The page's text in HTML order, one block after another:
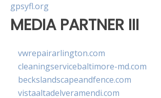
gpsyfl.org
MEDIA PARTNER III
vwrepairarlington.com
cleaningservicebaltimore-md.com
beckslandscapeandfence.com
vistaaltadelveramendi.com